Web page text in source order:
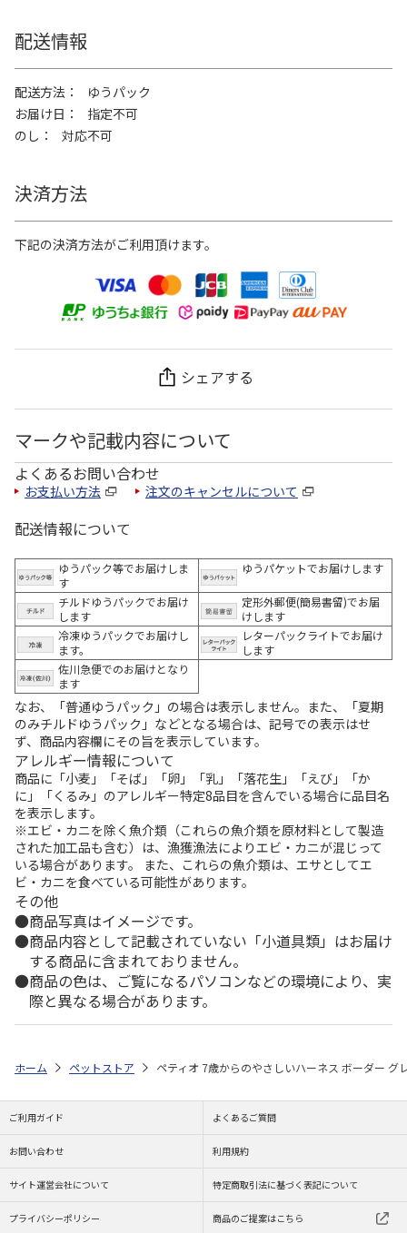
配送情報
配送方法
ゆうパック
お届け日
指定不可
のし
対応不可
決済方法
下記の決済方法がご利用頂けます。
シェアする
マークや記載内容について
よくあるお問い合わせ
お支払い方法 注文のキャンセルについて
配送情報について
ゆうパック等でお届けしま
す
ゆうパケットでお届けします
チルドゆうパックでお届け
します
定形外郵便(簡易書留)でお届
けします
冷凍ゆうパックでお届けし
ます。
レターパックライトでお届け
します
佐川急便でのお届けとなり
ます
なお、「普通ゆうパック」の場合は表示しません。また、「夏期
のみチルドゆうパック」などとなる場合は、記号での表示はせ
ず、商品内容欄にその旨を表示しています。
アレルギー情報について
商品に「小麦」「そば」「卵」「乳」「落花生」「えび」「か
に」「くるみ」のアレルギー特定8品目を含んでいる場合に品目名
を表示します。
※エビ・カニを除く魚介類（これらの魚介類を原材料として製造
された加工品も含む）は、漁獲漁法によりエビ・カニが混じって
いる場合があります。 また、これらの魚介類は、エサとしてエ
ビ・カニを食べている可能性があります。
その他
商品写真はイメージです。
商品内容として記載されていない「小道具類」はお届け
する商品に含まれておりません。
商品の色は、ご覧になるパソコンなどの環境により、実
際と異なる場合があります。
ホーム ペットストア ペティオ 7歳からのやさしいハーネス ボーダー グ
ご利用ガイド よくあるご質問
お問い合わせ 利用規約
サイト運営会社について 特定商取引法に基づく表記について
プライバシーポリシー 商品のご提案はこちら